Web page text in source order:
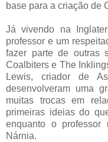
base para a criação de
Já vivendo na
professor e um
fazer parte de outras
Coalbiters e The
Lewis, criador de
desenvolveram uma
muitas trocas em
primeiras ideias do
enquanto o
Nárnia.